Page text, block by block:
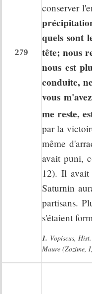
279
conserver
quels sont
tête; nous
nous est
conduite,
vous
me reste,
par la
même
avait puni,
12). Il avait
Saturnin
partisans.
s'étaient
1. Vopiscus,
Maure (Zozime,